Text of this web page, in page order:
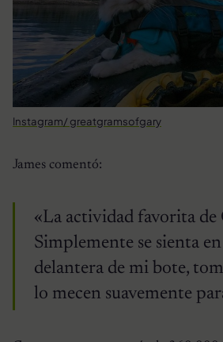
Instagram/ greatgramsofgary
James comentó:
«La actividad favorita de
Simplemente se sienta
delantera de mi bote,
lo mecen suavemente